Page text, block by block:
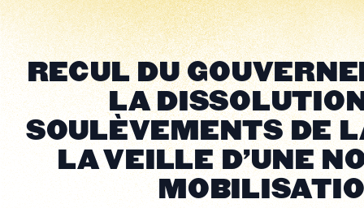
RECUL DU
LA
SOULÈVEMENTS DE
LA VEILLE D'UNE